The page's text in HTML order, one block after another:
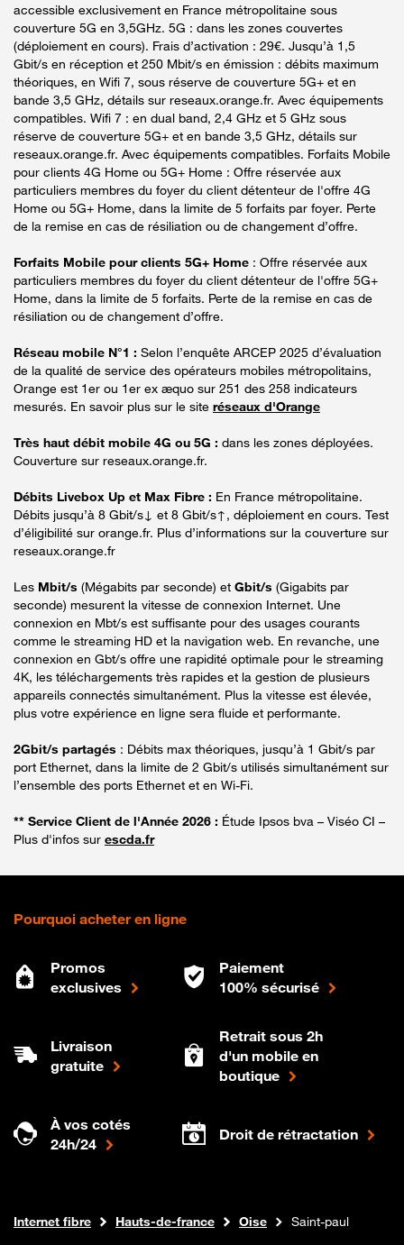
accessible exclusivement en France métropolitaine sous
couverture 5G en 3,5GHz. 5G : dans les zones couvertes
(déploiement en cours). Frais d’activation : 29€. Jusqu’à 1,5
Gbit/s en réception et 250 Mbit/s en émission : débits maximum
théoriques, en Wifi 7, sous réserve de couverture 5G+ et en
bande 3,5 GHz, détails sur reseaux.orange.fr. Avec équipements
compatibles. Wifi 7 : en dual band, 2,4 GHz et 5 GHz sous
réserve de couverture 5G+ et en bande 3,5 GHz, détails sur
reseaux.orange.fr. Avec équipements compatibles. Forfaits Mobile
pour clients 4G Home ou 5G+ Home : Offre réservée aux
particuliers membres du foyer du client détenteur de l'offre 4G
Home ou 5G+ Home, dans la limite de 5 forfaits par foyer. Perte
de la remise en cas de résiliation ou de changement d’offre.
Forfaits Mobile pour clients 5G+ Home : Offre réservée aux
particuliers membres du foyer du client détenteur de l'offre 5G+
Home, dans la limite de 5 forfaits. Perte de la remise en cas de
résiliation ou de changement d’offre.
Réseau mobile N°1 : Selon l’enquête ARCEP 2025 d’évaluation
de la qualité de service des opérateurs mobiles métropolitains,
Orange est 1er ou 1er ex æquo sur 251 des 258 indicateurs
mesurés. En savoir plus sur le site réseaux d'Orange
Très haut débit mobile 4G ou 5G : dans les zones déployées.
Couverture sur reseaux.orange.fr.
Débits Livebox Up et Max Fibre : En France métropolitaine.
Débits jusqu’à 8 Gbit/s↓ et 8 Gbit/s↑, déploiement en cours. Test
d’éligibilité sur orange.fr. Plus d’informations sur la couverture sur
reseaux.orange.fr
Les Mbit/s (Mégabits par seconde) et Gbit/s (Gigabits par
seconde) mesurent la vitesse de connexion Internet. Une
connexion en Mbt/s est suffisante pour des usages courants
comme le streaming HD et la navigation web. En revanche, une
connexion en Gbt/s offre une rapidité optimale pour le streaming
4K, les téléchargements très rapides et la gestion de plusieurs
appareils connectés simultanément. Plus la vitesse est élevée,
plus votre expérience en ligne sera fluide et performante.
2Gbit/s partagés : Débits max théoriques, jusqu’à 1 Gbit/s par
port Ethernet, dans la limite de 2 Gbit/s utilisés simultanément sur
l’ensemble des ports Ethernet et en Wi-Fi.
** Service Client de l'Année 2026 : Étude Ipsos bva – Viséo CI –
Plus d'infos sur escda.fr
Pourquoi acheter en ligne
Promos
exclusives
Paiement
100% sécurisé
Livraison
gratuite
Retrait sous 2h
d'un mobile en
boutique
À vos cotés
24h/24
Droit de rétractation
Boutique Orange
Internet fibre Hauts-de-france Oise Saint-paul